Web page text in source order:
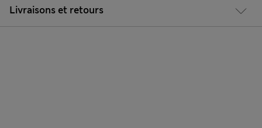
Livraisons et retours